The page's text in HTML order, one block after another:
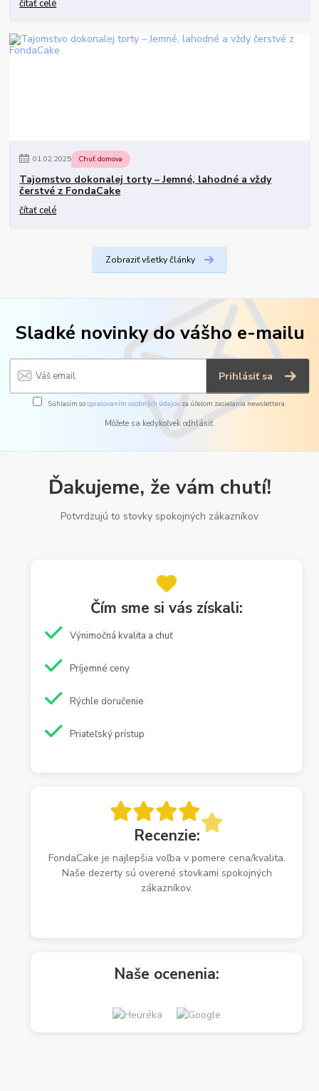
čítať celé
01.02.2025 Chuť domova
Tajomstvo dokonalej torty – Jemné, lahodné a vždy
čerstvé z FondaCake
čítať celé
Zobraziť všetky články
Sladké novinky do vášho e-mailu
Prihlásiť sa
Súhlasím sospracovaním osobných údajov za účelom zasielania newslettera.
Môžete sa kedykoľvek odhlásiť.
Ďakujeme, že vám chutí!
Potvrdzujú to stovky spokojných zákazníkov
Čím sme si vás získali:
Výnimočná kvalita a chuť
Príjemné ceny
Rýchle doručenie
Priateľský prístup
Recenzie:
FondaCake je najlepšia voľba v pomere cena/kvalita.
Naše dezerty sú overené stovkami spokojných
zákazníkov.
Naše ocenenia: